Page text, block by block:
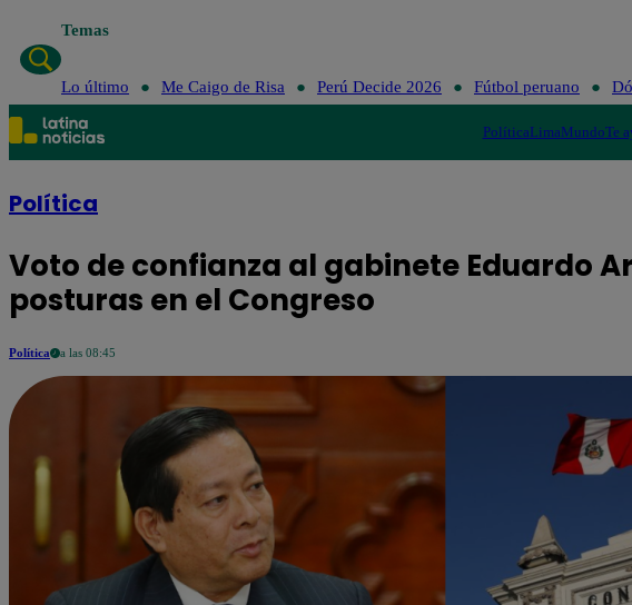
Temas
Lo último Me Caigo de Risa Perú Decide 2026 Fútbol peruano
PolíticaLimaMundoTe
Política
Voto de confianza al gabinete Eduardo
posturas en el Congreso
Política a las 08:45